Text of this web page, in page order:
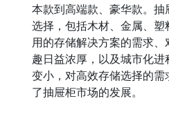
本款到高端款、豪华款。
选择，包括木材、金属、
用的存储解决方案的需求
趣日益浓厚，以及城市化
变小，对高效存储选择的
了抽屉柜市场的发展。